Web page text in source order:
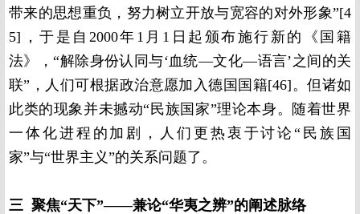
带来的思想重负，努力树立开放与宽容的对外形象”[4
5]，于是自2000年1月1日起颁布施行新的《国籍
法》，“解除身份认同与‘血统—文化—语言’之间的关
联”，人们可根据政治意愿加入德国国籍[46]。但诸如
此类的现象并未撼动“民族国家”理论本身。随着世界
一体化进程的加剧，人们更热衷于讨论“民族国
家”与“世界主义”的关系问题了。
三 聚焦“天下”——兼论“华夷之辨”的阐述脉络